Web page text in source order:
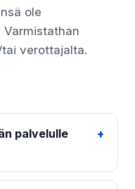
ole
verottajalta.
palvelulle